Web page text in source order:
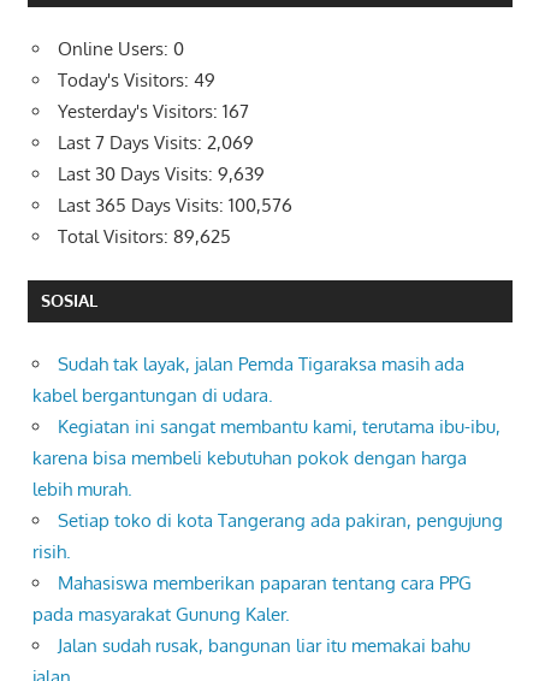
Online Users: 0
Today's Visitors: 49
Yesterday's Visitors: 167
Last 7 Days Visits: 2,069
Last 30 Days Visits: 9,639
Last 365 Days Visits: 100,576
Total Visitors: 89,625
SOSIAL
Sudah tak layak, jalan Pemda Tigaraksa masih ada
kabel bergantungan di udara.
Kegiatan ini sangat membantu kami, terutama ibu-ibu,
karena bisa membeli kebutuhan pokok dengan harga
lebih murah.
Setiap toko di kota Tangerang ada pakiran, pengujung
risih.
Mahasiswa memberikan paparan tentang cara PPG
pada masyarakat Gunung Kaler.
Jalan sudah rusak, bangunan liar itu memakai bahu